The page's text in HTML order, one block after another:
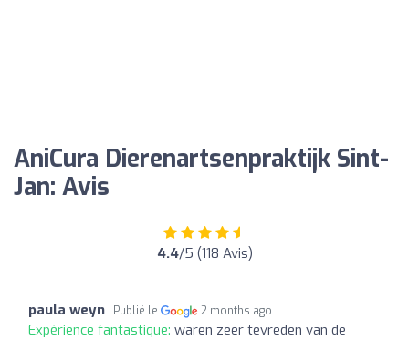
AniCura Dierenartsenpraktijk Sint-
Jan: Avis
4.4/5 (118 Avis)
paula weyn Publié le 2 months ago
Expérience fantastique: waren zeer tevreden van de